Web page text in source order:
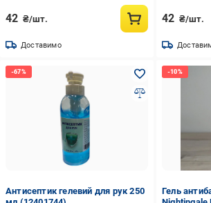
42 ₴/шт.
Доставимо
42 ₴/шт.
Антисептик гелевий для рук 250
Гель